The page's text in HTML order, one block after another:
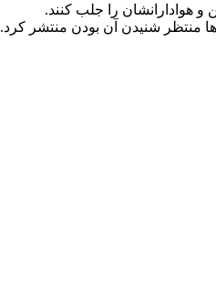
هوادارانشان را جلب کنند.
منتظر شنیدن آن بودن منتشر کرد.